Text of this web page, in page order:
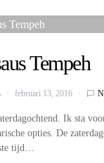
Tempeh
februari 13, 2016
Ik sta
opties. De
tijd…